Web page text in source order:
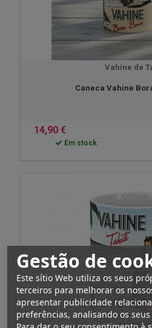
Gestão de
Este sítio Web utiliza os seus
terceiros para melhorar os
apresentar publicidade
preferências, analisando os
Vahine de
Caneca Vahine
14,90 €
Em stock